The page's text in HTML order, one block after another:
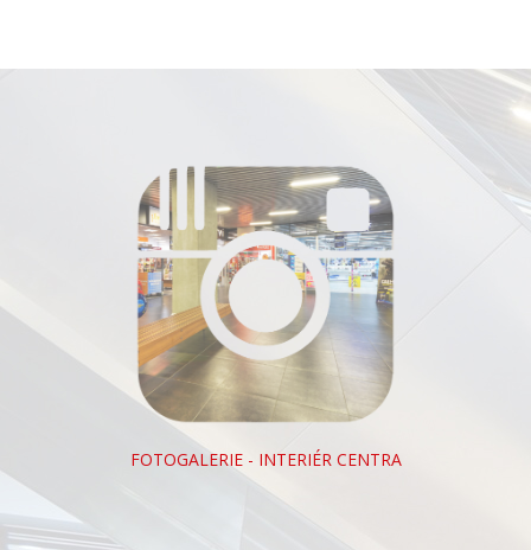
FOTOGALERIE - INTERIÉR CENTRA